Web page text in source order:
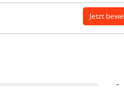
Jetzt
-